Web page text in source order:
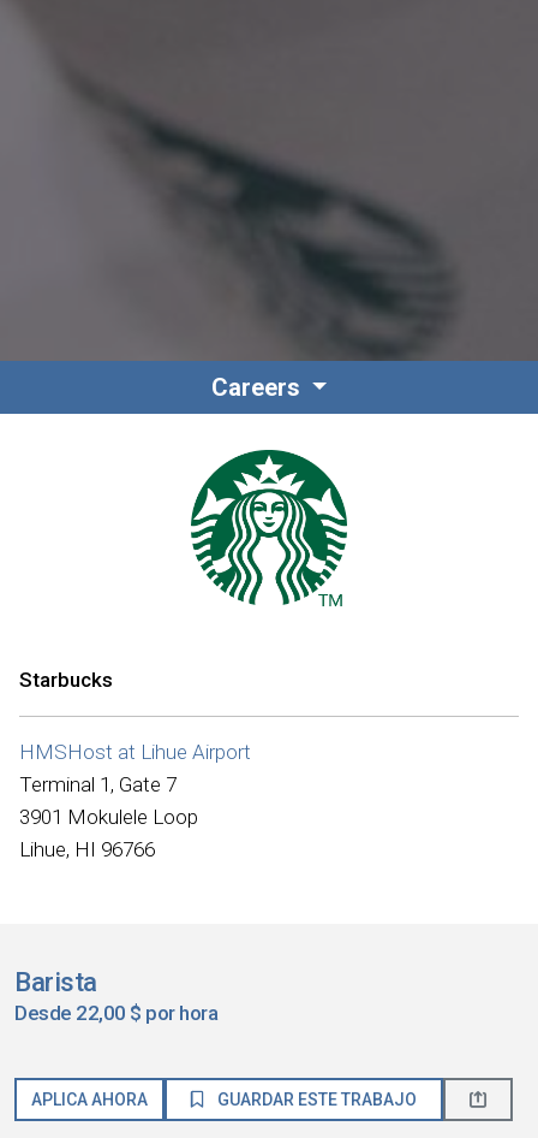
Careers
Starbucks
HMSHost at Lihue Airport
Terminal 1, Gate 7
3901 Mokulele Loop
Lihue, HI 96766
Barista
Desde 22,00 $ por hora
APLICA AHORA GUARDAR ESTE TRABAJO